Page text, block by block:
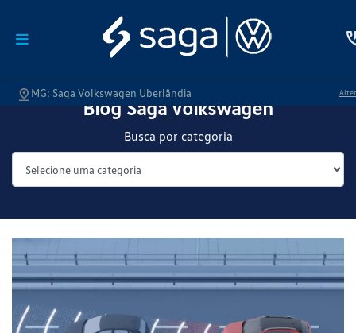
MG: Saga Volkswagen Uberlândia
Blog Saga Volkswagen
Busca por categoria